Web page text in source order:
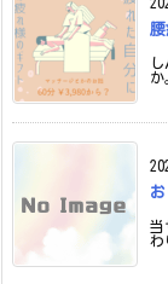
腰
か
当
わ